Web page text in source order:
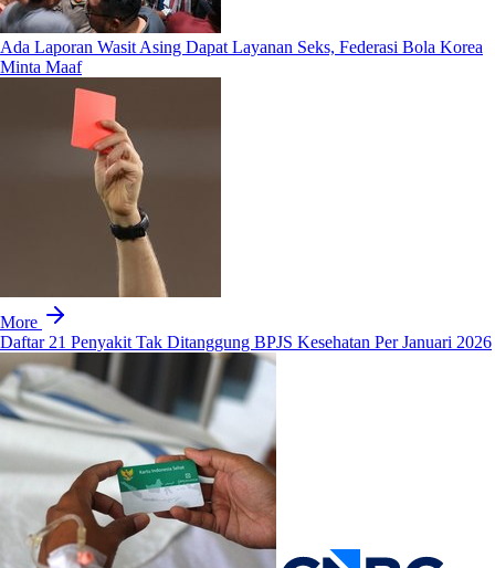
Ada Laporan Wasit Asing Dapat Layanan Seks, Federasi Bola Korea
Minta Maaf
More
Daftar 21 Penyakit Tak Ditanggung BPJS Kesehatan Per Januari 2026